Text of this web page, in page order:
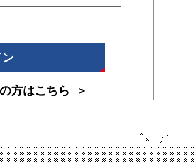
方はこちら